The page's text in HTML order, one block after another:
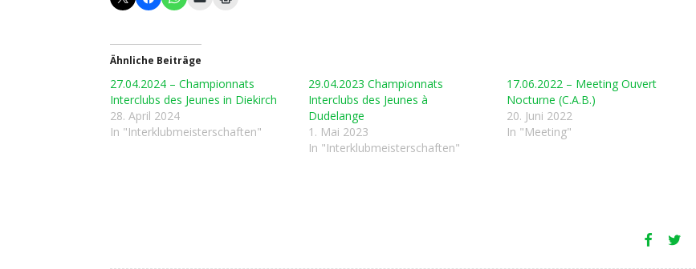
Ähnliche Beiträge
27.04.2024 – Championnats
Interclubs des Jeunes in Diekirch
28. April 2024
In "Interklubmeisterschaften"
29.04.2023 Championnats
Interclubs des Jeunes à
Dudelange
1. Mai 2023
In "Interklubmeisterschaften"
17.06.2022 – Meeting Ouvert
Nocturne (C.A.B.)
20. Juni 2022
In "Meeting"